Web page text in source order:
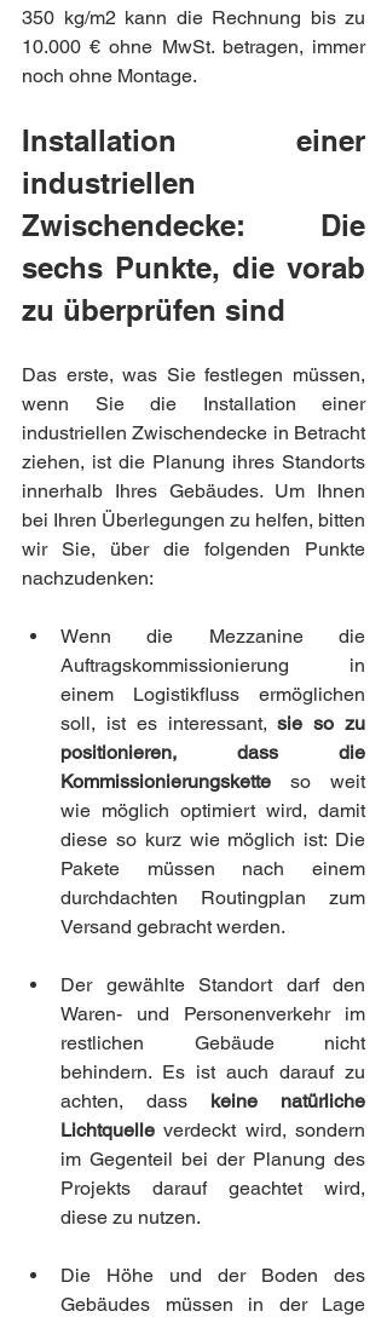
350 kg/m2 kann die Rechnung bis zu
10.000 € ohne MwSt. betragen, immer
noch ohne Montage.
Installation einer
industriellen
Zwischendecke: Die
sechs Punkte, die vorab
zu überprüfen sind
Das erste, was Sie festlegen müssen,
wenn Sie die Installation einer
industriellen Zwischendecke in Betracht
ziehen, ist die Planung ihres Standorts
innerhalb Ihres Gebäudes. Um Ihnen
bei Ihren Überlegungen zu helfen, bitten
wir Sie, über die folgenden Punkte
nachzudenken:
Wenn die Mezzanine die
Auftragskommissionierung in
einem Logistikfluss ermöglichen
soll, ist es interessant, sie so zu
positionieren, dass die
Kommissionierungskette so weit
wie möglich optimiert wird, damit
diese so kurz wie möglich ist: Die
Pakete müssen nach einem
durchdachten Routingplan zum
Versand gebracht werden.
Der gewählte Standort darf den
Waren- und Personenverkehr im
restlichen Gebäude nicht
behindern. Es ist auch darauf zu
achten, dass keine natürliche
Lichtquelle verdeckt wird, sondern
im Gegenteil bei der Planung des
Projekts darauf geachtet wird,
diese zu nutzen.
Die Höhe und der Boden des
Gebäudes müssen in der Lage